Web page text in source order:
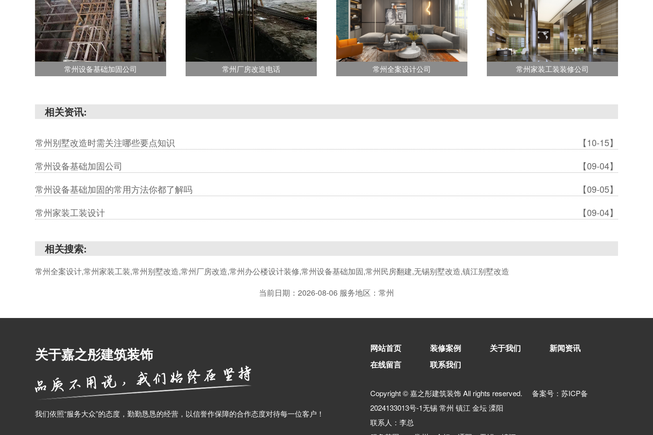
常州设备基础加固公司 常州厂房改造电话 常州全案设计公司 常州家装工装装修公司
相关资讯:
常州别墅改造时需关注哪些要点知识
【10-15】
常州设备基础加固公司
【09-04】
常州设备基础加固的常用方法你都了解吗
【09-05】
常州家装工装设计
【09-04】
相关搜索:
常州全案设计,常州家装工装,常州别墅改造,常州厂房改造,常州办公楼设计装修,常州设备基础加固,常州民房翻建,无锡别墅改造,镇江别墅改造
当前日期：2026-08-06 服务地区：常州
关于嘉之彤建筑装饰
我们依照“服务大众”的态度，勤勤恳恳的经营，以信誉作保障的合作态度对待每一位客户！
网站首页 装修案例 关于我们
新闻资讯
在线留言
联系我们
Copyright © 嘉之彤建筑装饰 All rights reserved. 备案号： 苏ICP备
2024133013号-1无锡常州 镇江 金坛溧阳
联系人：李总